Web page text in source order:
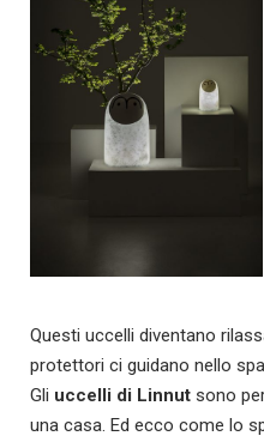
Questi uccelli diventano
protettori ci guidano nello
Gli uccelli di Linnut sono
una casa. Ed ecco come lo